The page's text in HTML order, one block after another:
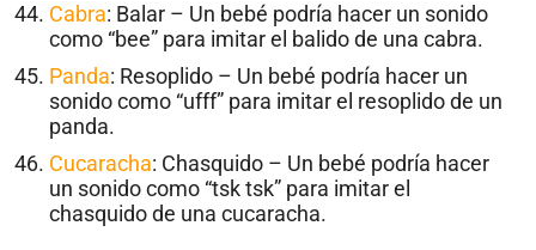
Cabra: Balar – Un bebé podría hacer un sonido
como “bee” para imitar el balido de una cabra.
Panda: Resoplido – Un bebé podría hacer un
sonido como “ufff” para imitar el resoplido de un
panda.
Cucaracha: Chasquido – Un bebé podría hacer
un sonido como “tsk tsk” para imitar el
chasquido de una cucaracha.